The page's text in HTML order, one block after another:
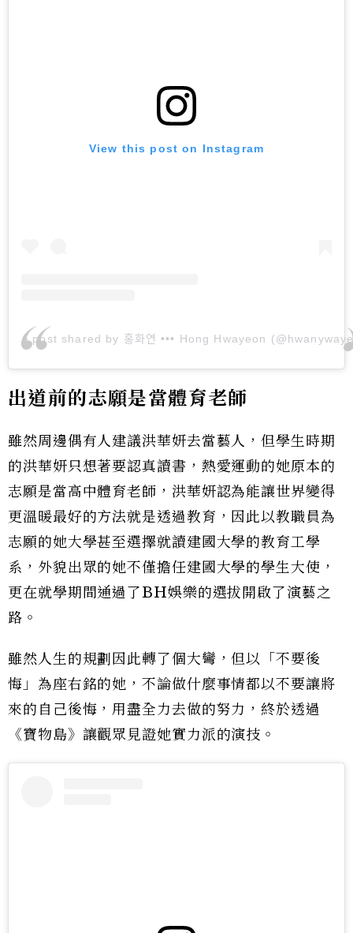
View this post on Instagram
A post shared by 홍화연 ••• Hong Hwayeon
出道前的志願是當體育老師
雖然周邊偶有人建議洪華妍去當藝人，但學生時期
的洪華妍只想著要認真讀書，熱愛運動的她原本的
志願是當高中體育老師，洪華妍認為能讓世界變得
更溫暖最好的方法就是透過教育，因此以教職員為
志願的她大學甚至選擇就讀建國大學的教育工學
系，外貌出眾的她不僅擔任建國大學的學生大使，
更在就學期間通過了BH娛樂的選拔開啟了演藝之
路。
雖然人生的規劃因此轉了個大彎，但以「不要後
悔」為座右銘的她，不論做什麼事情都以不要讓將
來的自己後悔，用盡全力去做的努力，終於透過
《寶物島》讓觀眾見證她實力派的演技。